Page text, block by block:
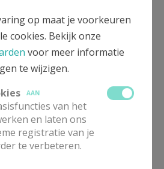
2025 - Pollare © Alexander
op maat je voorkeuren
cookies. Bekijk onze
voor meer informatie
te wijzigen.
AAN
van het
en laten ons
registratie van je
te verbeteren.